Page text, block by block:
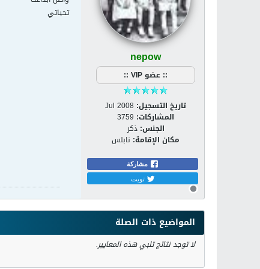
nepow
:: عضو VIP ::
تاريخ التسجيل: Jul 2008
المشاركات: 3759
الجنس: ذكر
مكان الإقامة: نابلس
مشاركة
تويت
تحياتي
المواضيع ذات الصلة
لا توجد نتائج تلبي هذه المعايير.